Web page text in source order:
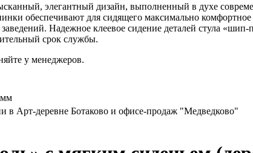
элегантный дизайн, выполненный в духе
обеспечивают для сидящего максимально
Надежное клеевое сидение деталей стула
срок службы.
у менеджеров.
мм
в Арт-деревне Ботаково и офисе-продаж "Медведково"